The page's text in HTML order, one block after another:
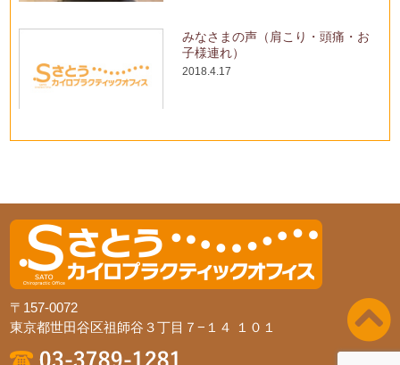
みなさまの声（肩こり・頭痛・お
子様連れ）
2018.4.17
〒157-0072
東京都世田谷区祖師谷３丁目７−１４ １０１